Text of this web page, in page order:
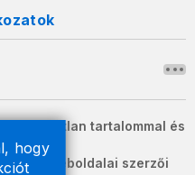
hogy
változatlan tartalommal és
weboldalai szerzői